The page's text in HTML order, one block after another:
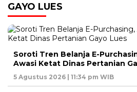
GAYO LUES
Soroti Tren Belanja E-
Awasi Ketat Dinas Pertanian
5 Agustus 2026 | 11:34 pm WIB